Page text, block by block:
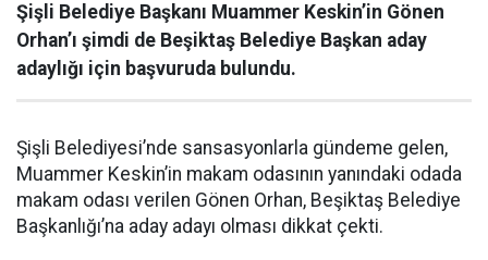
Şişli Belediye Başkanı Muammer Keskin’in Gönen
Orhan’ı şimdi de Beşiktaş Belediye Başkan aday
adaylığı için başvuruda bulundu.
Şişli Belediyesi’nde sansasyonlarla gündeme gelen,
Muammer Keskin’in makam odasının yanındaki odada
makam odası verilen Gönen Orhan, Beşiktaş Belediye
Başkanlığı’na aday adayı olması dikkat çekti.